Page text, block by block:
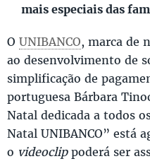
mais especiais das
O UNIBANCO, marca de
ao desenvolvimento de
simplificação de
portuguesa Bárbara
Natal dedicada a todos
Natal UNIBANCO” está
o videoclippoderá ser